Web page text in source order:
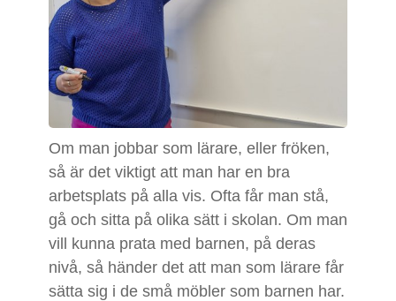
Om man jobbar som lärare, eller fröken,
så är det viktigt att man har en bra
arbetsplats på alla vis. Ofta får man stå,
gå och sitta på olika sätt i skolan. Om man
vill kunna prata med barnen, på deras
nivå, så händer det att man som lärare får
sätta sig i de små möbler som barnen har.